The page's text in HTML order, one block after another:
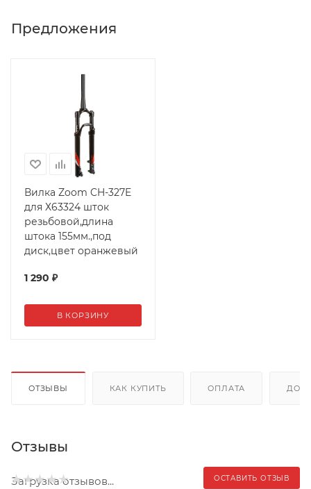
Предложения
Вилка Zoom CH-327E
для Х63324 шток
резьбовой,длина
штока 155мм.,под
диск,цвет оранжевый
1 290 ₽
В КОРЗИНУ
ОТЗЫВЫ КАК КУПИТЬ ОПЛАТА
Отзывы
ОСТАВИТЬ ОТЗЫВ
Загрузка отзывов...